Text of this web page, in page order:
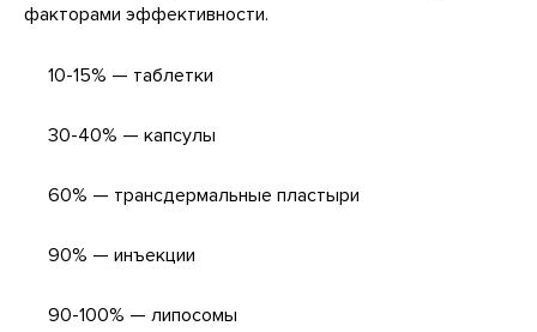
факторами эффективности.
10-15% — таблетки
30-40% — капсулы
60% — трансдермальные пластыри
90% — инъекции
90-100% — липосомы